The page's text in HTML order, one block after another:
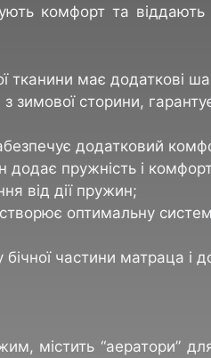
комфорт та віддають
тканини має додаткові
з зимової сторини,
додатковий
додає пружність і
від дії пружин;
оптимальну
частини матраца і
містить “аератори”